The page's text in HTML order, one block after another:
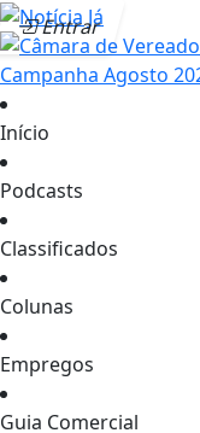
Entrar
Início
Podcasts
Classificados
Colunas
Empregos
Guia Comercial